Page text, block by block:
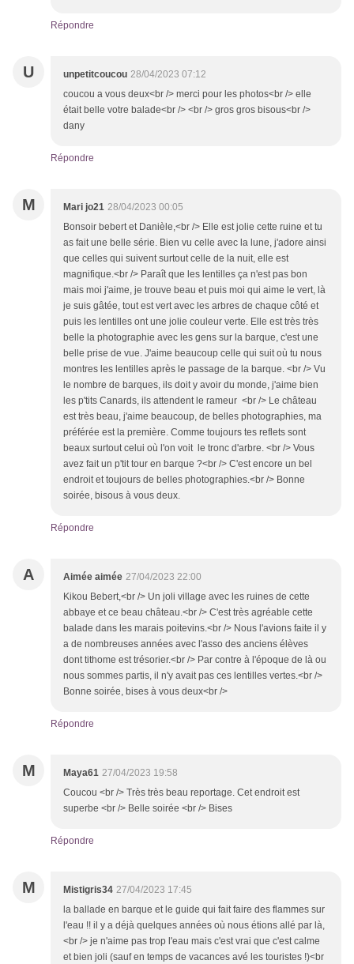
Répondre
U unpetitcoucou 28/04/2023 07:12
coucou a vous deux<br /> merci pour les photos<br /> elle
était belle votre balade<br /> <br /> gros gros bisous<br />
dany
Répondre
M Mari jo21 28/04/2023 00:05
Bonsoir bebert et Danièle,<br /> Elle est jolie cette ruine et tu
as fait une belle série. Bien vu celle avec la lune, j'adore ainsi
que celles qui suivent surtout celle de la nuit, elle est
magnifique.<br /> Paraît que les lentilles ça n'est pas bon
mais moi j'aime, je trouve beau et puis moi qui aime le vert, là
je suis gâtée, tout est vert avec les arbres de chaque côté et
puis les lentilles ont une jolie couleur verte. Elle est très très
belle la photographie avec les gens sur la barque, c'est une
belle prise de vue. J'aime beaucoup celle qui suit où tu nous
montres les lentilles après le passage de la barque. <br /> Vu
le nombre de barques, ils doit y avoir du monde, j'aime bien
les p'tits Canards, ils attendent le rameur <br /> Le château
est très beau, j'aime beaucoup, de belles photographies, ma
préférée est la première. Comme toujours tes reflets sont
beaux surtout celui où l'on voit le tronc d'arbre. <br /> Vous
avez fait un p'tit tour en barque ?<br /> C'est encore un bel
endroit et toujours de belles photographies.<br /> Bonne
soirée, bisous à vous deux.
Répondre
A Aimée aimée 27/04/2023 22:00
Kikou Bebert,<br /> Un joli village avec les ruines de cette
abbaye et ce beau château.<br /> C'est très agréable cette
balade dans les marais poitevins.<br /> Nous l'avions faite il y
a de nombreuses années avec l'asso des anciens élèves
dont tithome est trésorier.<br /> Par contre à l'époque de là ou
nous sommes partis, il n'y avait pas ces lentilles vertes.<br />
Bonne soirée, bises à vous deux<br />
Répondre
M Maya61 27/04/2023 19:58
Coucou <br /> Très très beau reportage. Cet endroit est
superbe <br /> Belle soirée <br /> Bises
Répondre
M Mistigris34 27/04/2023 17:45
la ballade en barque et le guide qui fait faire des flammes sur
l'eau !! il y a déjà quelques années où nous étions allé par là,
<br /> je n'aime pas trop l'eau mais c'est vrai que c'est calme
et bien joli (sauf en temps de vacances avé les touristes !)<br